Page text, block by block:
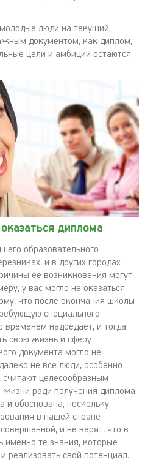
люди на текущий
документом, как диплом,
цели и амбиции остаются
диплома
образовательного
и в других городах
ее возникновения могут
у вас могло не оказаться
что после окончания школы
специального
временем надоедает, и тогда
свою жизнь и сферу
документа могло не
не все люди, особенно
целесообразным
жизни ради получения диплома.
и обоснована, поскольку
в нашей стране
и не верят, что в
именно те знания, которые
реализовать свой потенциал.